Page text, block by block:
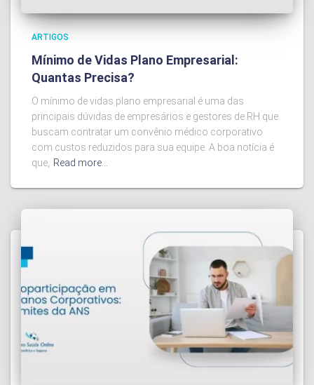
ARTIGOS
Mínimo de Vidas Plano Empresarial:
Quantas Precisa?
O mínimo de vidas plano empresarial é uma das
principais dúvidas de empresários e gestores de RH que
buscam contratar um convênio médico corporativo
com custos reduzidos para sua equipe. A boa notícia é
que, Read more…